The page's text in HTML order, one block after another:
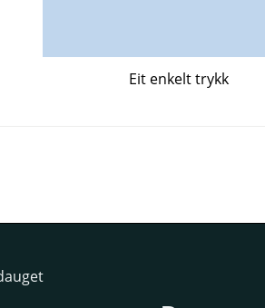
Eit enkelt trykk